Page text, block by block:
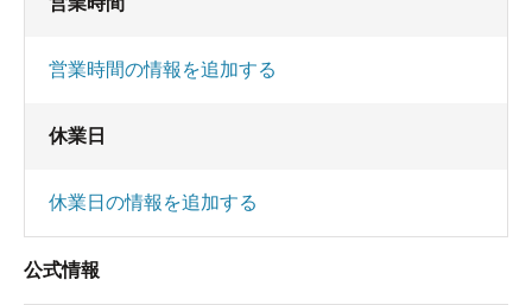
営業時間の情報を追加する
休業日
休業日の情報を追加する
公式情報